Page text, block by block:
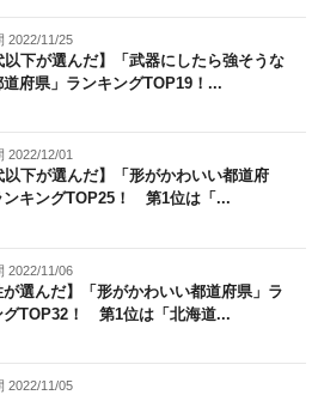
2022/11/25
以下が選んだ】「武器にしたら強そうな
道府県」ランキングTOP19！...
2022/12/01
以下が選んだ】「形がかわいい都道府
ンキングTOP25！ 第1位は「...
2022/11/06
が選んだ】「形がかわいい都道府県」ラ
グTOP32！ 第1位は「北海道...
2022/11/05